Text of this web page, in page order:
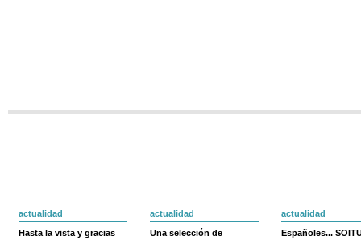
actualidad
Hasta la vista y gracias
actualidad
Una selección de
actualidad
Españoles...